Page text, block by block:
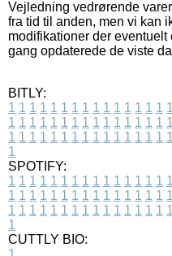
Vejledning vedrørende
fra tid til anden, men vi kan
modifikationer der
gang opdaterede de viste
BITLY:
1 1 1 1 1 1 1 1 1 1 1 1 1 1 1 1
1 1 1 1 1 1 1 1 1 1 1 1 1 1 1 1
1 1 1 1 1 1 1 1 1 1 1 1 1 1 1 1
1
SPOTIFY:
1 1 1 1 1 1 1 1 1 1 1 1 1 1 1 1
1 1 1 1 1 1 1 1 1 1 1 1 1 1 1 1
1 1 1 1 1 1 1 1 1 1 1 1 1 1 1 1
1
CUTTLY BIO: